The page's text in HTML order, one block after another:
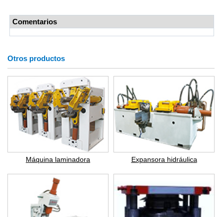
Comentarios
Otros productos
Máquina laminadora Expansora hidráulica